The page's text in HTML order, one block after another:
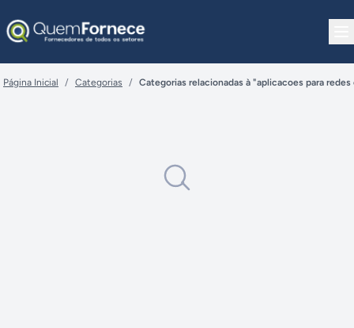
Página Inicial / Categorias / Categorias relacionadas à "aplicacoes para